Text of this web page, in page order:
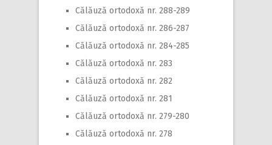
Călăuză ortodoxă nr. 288-289
Călăuză ortodoxă nr. 286-287
Călăuză ortodoxă nr. 284-285
Călăuză ortodoxă nr. 283
Călăuză ortodoxă nr. 282
Călăuză ortodoxă nr. 281
Călăuză ortodoxă nr. 279-280
Călăuză ortodoxă nr. 278